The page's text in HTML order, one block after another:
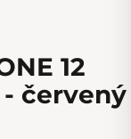
12
- červený